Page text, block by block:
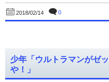
2018/02/14 0
少年「ウルトラマンがゼ
や！」